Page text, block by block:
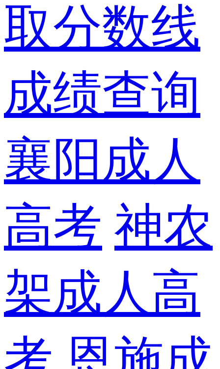
取分数线
成绩查询
襄阳成人
高考 神农
架成人高